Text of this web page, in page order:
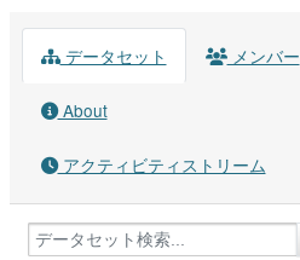
データセット メンバー
About
アクティビティストリーム